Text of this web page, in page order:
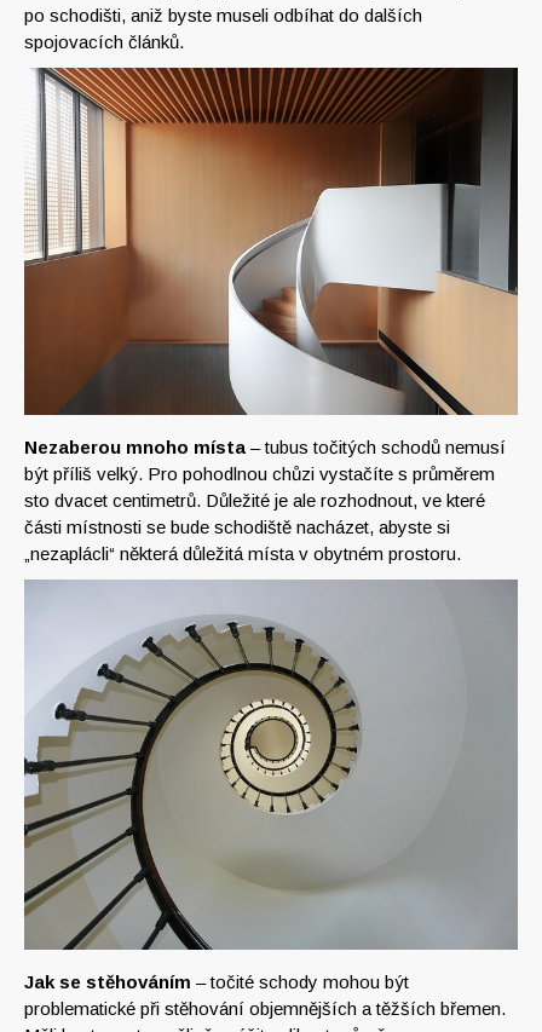
po schodišti, aniž byste museli odbíhat do dalších
spojovacích článků.
Nezaberou mnoho místa – tubus točitých schodů nemusí
být příliš velký. Pro pohodlnou chůzi vystačíte s průměrem
sto dvacet centimetrů. Důležité je ale rozhodnout, ve které
části místnosti se bude schodiště nacházet, abyste si
„nezaplácli“ některá důležitá místa v obytném prostoru.
Jak se stěhováním – točité schody mohou být
problematické při stěhování objemnějších a těžších břemen.